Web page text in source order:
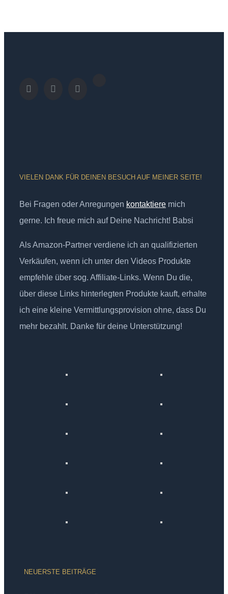
VIELEN DANK FÜR DEINEN BESUCH AUF MEINER SEITE!
Bei Fragen oder Anregungen kontaktiere mich
gerne. Ich freue mich auf Deine Nachricht! Babsi
Als Amazon-Partner verdiene ich an qualifizierten
Verkäufen, wenn ich unter den Videos Produkte
empfehle über sog. Affiliate-Links. Wenn Du die,
über diese Links hinterlegten Produkte kauft, erhalte
ich eine kleine Vermittlungsprovision ohne, dass Du
mehr bezahlt. Danke für deine Unterstützung!
NEUERSTE BEITRÄGE